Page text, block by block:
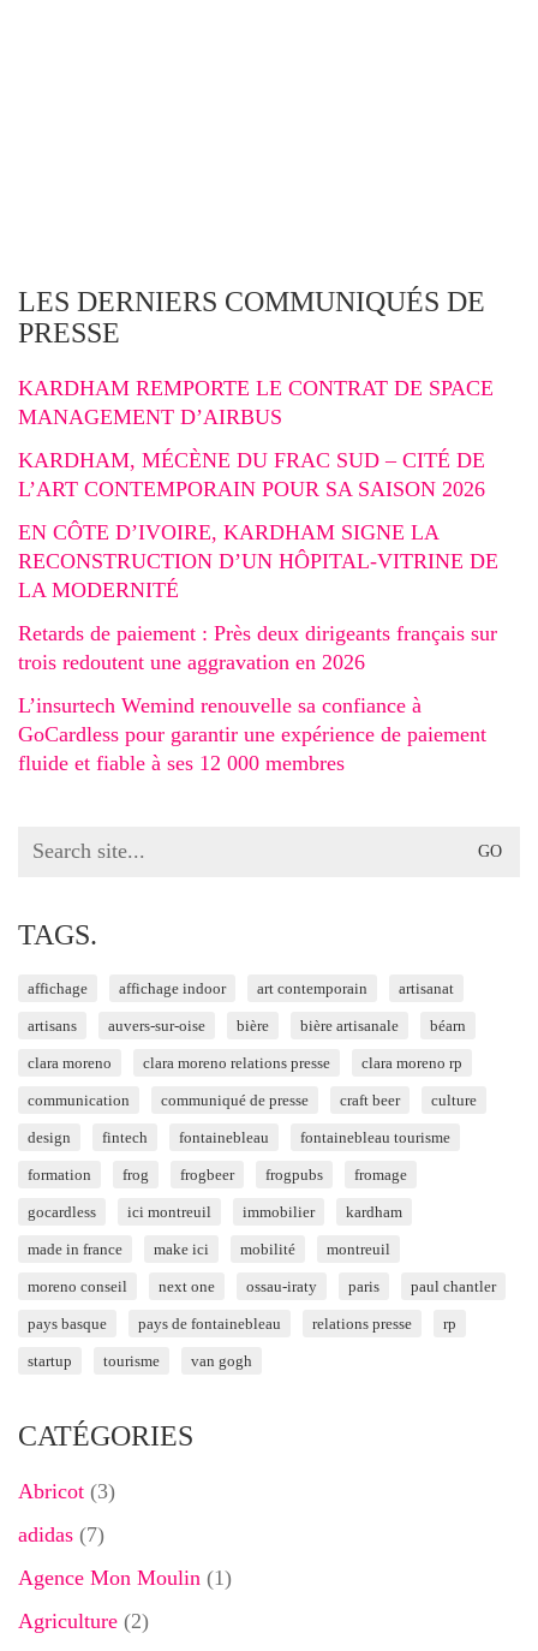
LES DERNIERS COMMUNIQUÉS DE
PRESSE
KARDHAM REMPORTE LE CONTRAT DE SPACE
MANAGEMENT D’AIRBUS
KARDHAM, MÉCÈNE DU FRAC SUD – CITÉ DE
L’ART CONTEMPORAIN POUR SA SAISON 2026
EN CÔTE D’IVOIRE, KARDHAM SIGNE LA
RECONSTRUCTION D’UN HÔPITAL-VITRINE DE
LA MODERNITÉ
Retards de paiement : Près deux dirigeants français sur
trois redoutent une aggravation en 2026
L’insurtech Wemind renouvelle sa confiance à
GoCardless pour garantir une expérience de paiement
fluide et fiable à ses 12 000 membres
Search
TAGS.
affichage affichage indoor art contemporain artisanat
artisans auvers-sur-oise bière bière artisanale béarn
clara moreno clara moreno relations presse clara moreno rp
communication communiqué de presse craft beer culture
design fintech fontainebleau fontainebleau tourisme
formation frog frogbeer frogpubs fromage
gocardless ici montreuil immobilier kardham
made in france make ici mobilité montreuil
moreno conseil next one ossau-iraty paris paul chantler
pays basque pays de fontainebleau relations presse rp
startup tourisme van gogh
CATÉGORIES
Abricot (3)
adidas (7)
Agence Mon Moulin (1)
Agriculture (2)